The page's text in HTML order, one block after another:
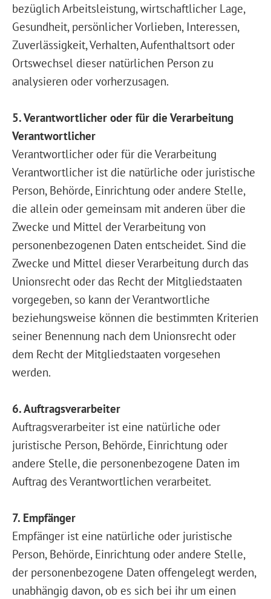
bezüglich Arbeitsleistung, wirtschaftlicher Lage,
Gesundheit, persönlicher Vorlieben, Interessen,
Zuverlässigkeit, Verhalten, Aufenthaltsort oder
Ortswechsel dieser natürlichen Person zu
analysieren oder vorherzusagen.
5. Verantwortlicher oder für die Verarbeitung
Verantwortlicher
Verantwortlicher oder für die Verarbeitung
Verantwortlicher ist die natürliche oder juristische
Person, Behörde, Einrichtung oder andere Stelle,
die allein oder gemeinsam mit anderen über die
Zwecke und Mittel der Verarbeitung von
personenbezogenen Daten entscheidet. Sind die
Zwecke und Mittel dieser Verarbeitung durch das
Unionsrecht oder das Recht der Mitgliedstaaten
vorgegeben, so kann der Verantwortliche
beziehungsweise können die bestimmten Kriterien
seiner Benennung nach dem Unionsrecht oder
dem Recht der Mitgliedstaaten vorgesehen
werden.
6. Auftragsverarbeiter
Auftragsverarbeiter ist eine natürliche oder
juristische Person, Behörde, Einrichtung oder
andere Stelle, die personenbezogene Daten im
Auftrag des Verantwortlichen verarbeitet.
7. Empfänger
Empfänger ist eine natürliche oder juristische
Person, Behörde, Einrichtung oder andere Stelle,
der personenbezogene Daten offengelegt werden,
unabhängig davon, ob es sich bei ihr um einen